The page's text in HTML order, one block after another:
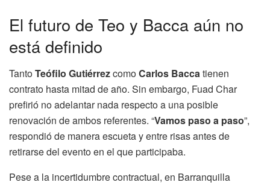
El futuro de Teo y Bacca aún no
está definido
TantoTeófilo GutiérrezcomoCarlos Bacca tienen
contrato hasta mitad de año. Sin embargo, Fuad Char
prefirió no adelantar nada respecto a una posible
renovación de ambos referentes. “Vamos paso a paso”,
respondió de manera escueta y entre risas antes de
retirarse del evento en el que participaba.
Pese a la incertidumbre contractual, en Barranquilla